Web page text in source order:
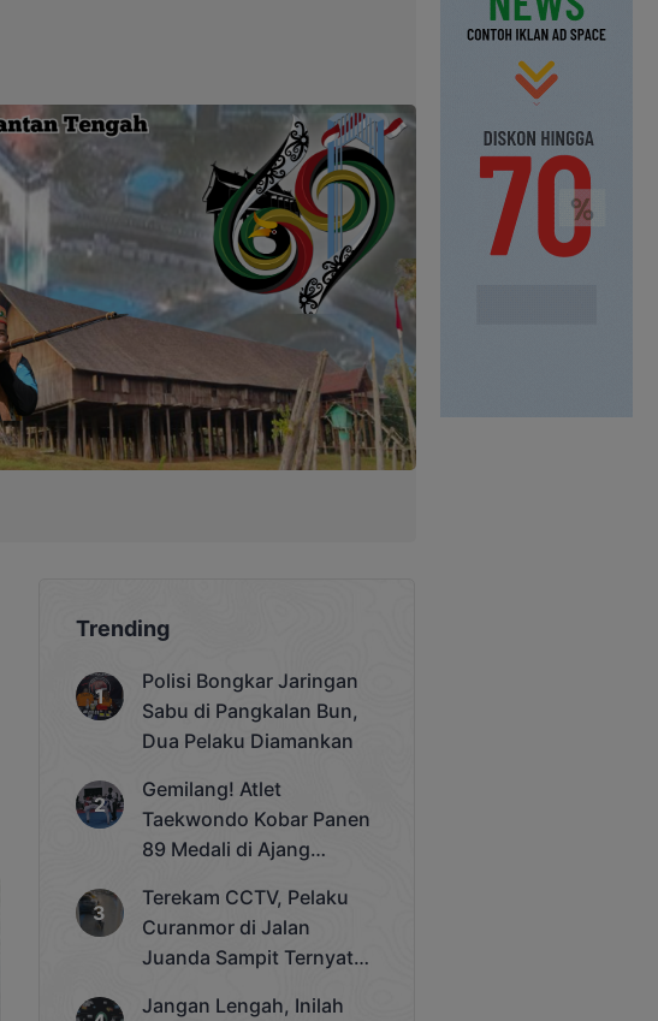
Trending
Polisi Bongkar Jaringan
Sabu di Pangkalan Bun,
Dua Pelaku Diamankan
Gemilang! Atlet
Taekwondo Kobar Panen
89 Medali di Ajang
Cup 2025
Terekam CCTV, Pelaku
Curanmor di Jalan
Juanda Sampit Ternyata
Jangan Lengah, Inilah